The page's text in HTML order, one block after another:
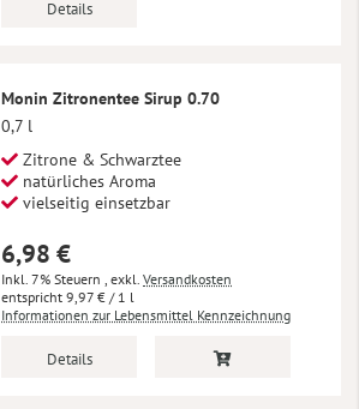
Details
Monin Zitronentee Sirup 0.70
0,7 l
Zitrone & Schwarztee
natürliches Aroma
vielseitig einsetzbar
6,98 €
Inkl. 7% Steuern , exkl. Versandkosten
9,97 € / 1 l
Informationen zur Lebensmittel Kennzeichnung
Details